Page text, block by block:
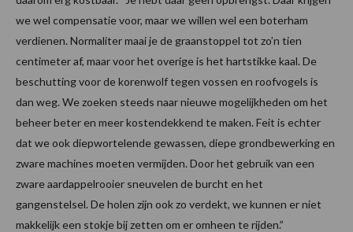
we wel compensatie voor, maar we willen wel een boterham
verdienen. Normaliter maai je de graanstoppel tot zo’n tien
centimeter af, maar voor het overige is het hartstikke kaal. De
beschutting voor de korenwolf tegen vossen en roofvogels is
dan weg. We zoeken steeds naar nieuwe mogelijkheden om het
beheer beter en meer kostendekkend te maken. Feit is echter
dat we ook diepwortelende gewassen, diepe grondbewerking en
zware machines moeten vermijden. Door het gebruik van een
zware aardappelrooier sneuvelen de burcht en het
gangenstelsel. De holen zijn ook zo verdekt, we kunnen er niet
makkelijk een stokje bij zetten om er omheen te rijden.”